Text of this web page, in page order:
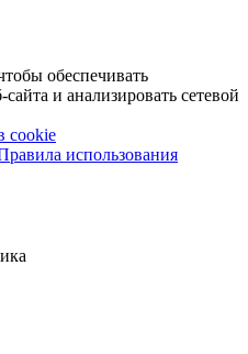
обеспечивать
и анализировать сетевой
cookie
использования